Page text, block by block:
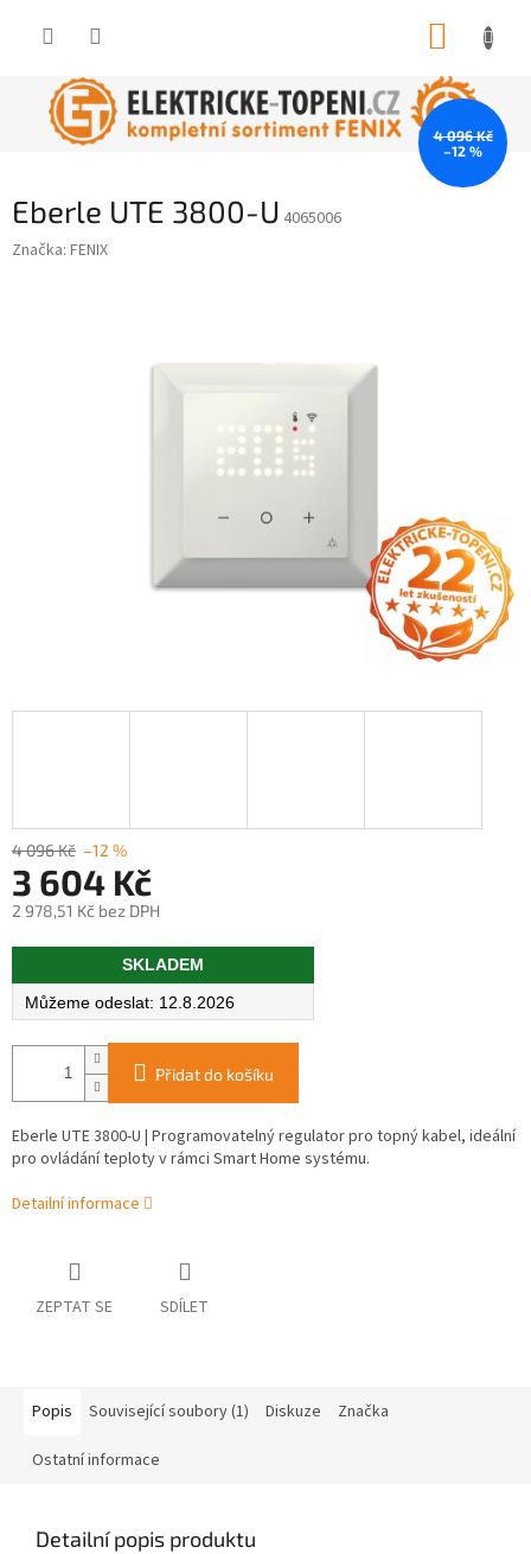
Eberle UTE 3800-U 4065006
Značka: FENIX
4 096 Kč
–12 %
4 096 Kč –12 %
3 604 Kč
2 978,51 Kč bez DPH
Měrná
SKLADEM
12.8.2026
Přidat do košíku
Eberle UTE 3800-U | Programovatelný regulator pro topný kabel, ideální
pro ovládání teploty v rámci Smart Home systému.
Detailní informace
ZEPTAT SE SDÍLET
Popis Související soubory (1) Diskuze Značka
Ostatní informace
Detailní popis produktu